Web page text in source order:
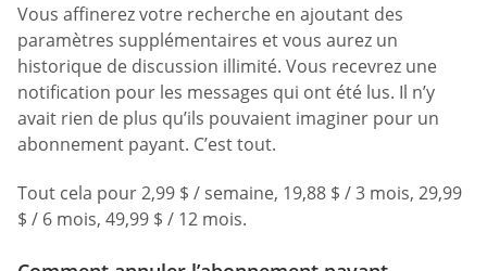
Vous affinerez votre recherche en ajoutant des
paramètres supplémentaires et vous aurez un
historique de discussion illimité. Vous recevrez une
notification pour les messages qui ont été lus. Il n’y
avait rien de plus qu’ils pouvaient imaginer pour un
abonnement payant. C’est tout.
Tout cela pour 2,99 $ / semaine, 19,88 $ / 3 mois, 29,99
$ / 6 mois, 49,99 $ / 12 mois.